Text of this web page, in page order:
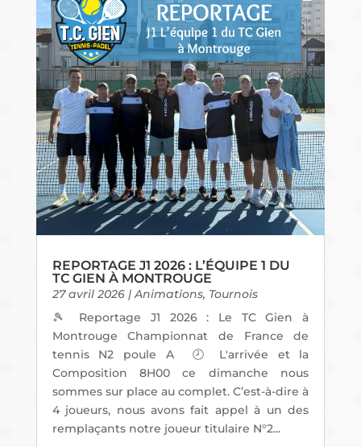
REPORTAGE J1 2026 : L’ÉQUIPE 1 DU
TC GIEN À MONTROUGE
27 avril 2026|Animations, Tournois
🎾 Reportage J1 2026 : Le TC Gien à
Montrouge Championnat de France de
tennis N2 poule A 🕗 L'arrivée et la
Composition 8H00 ce dimanche nous
sommes sur place au complet. C’est-à-dire à
4 joueurs, nous avons fait appel à un des
remplaçants notre joueur titulaire N°2...